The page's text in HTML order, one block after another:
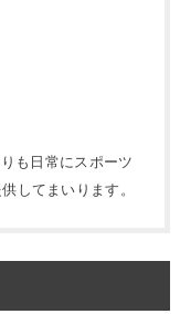
も日常にスポーツ
してまいります。